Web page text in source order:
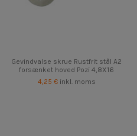
Gevindvalse skrue Rustfrit stål A2
forsænket hoved Pozi 4,8X16
4,25 € inkl. moms